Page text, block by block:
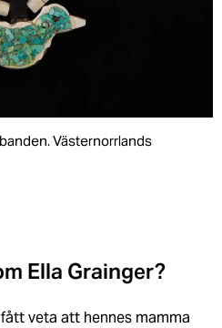
Västernorrlands
Ella Grainger?
veta att hennes mamma